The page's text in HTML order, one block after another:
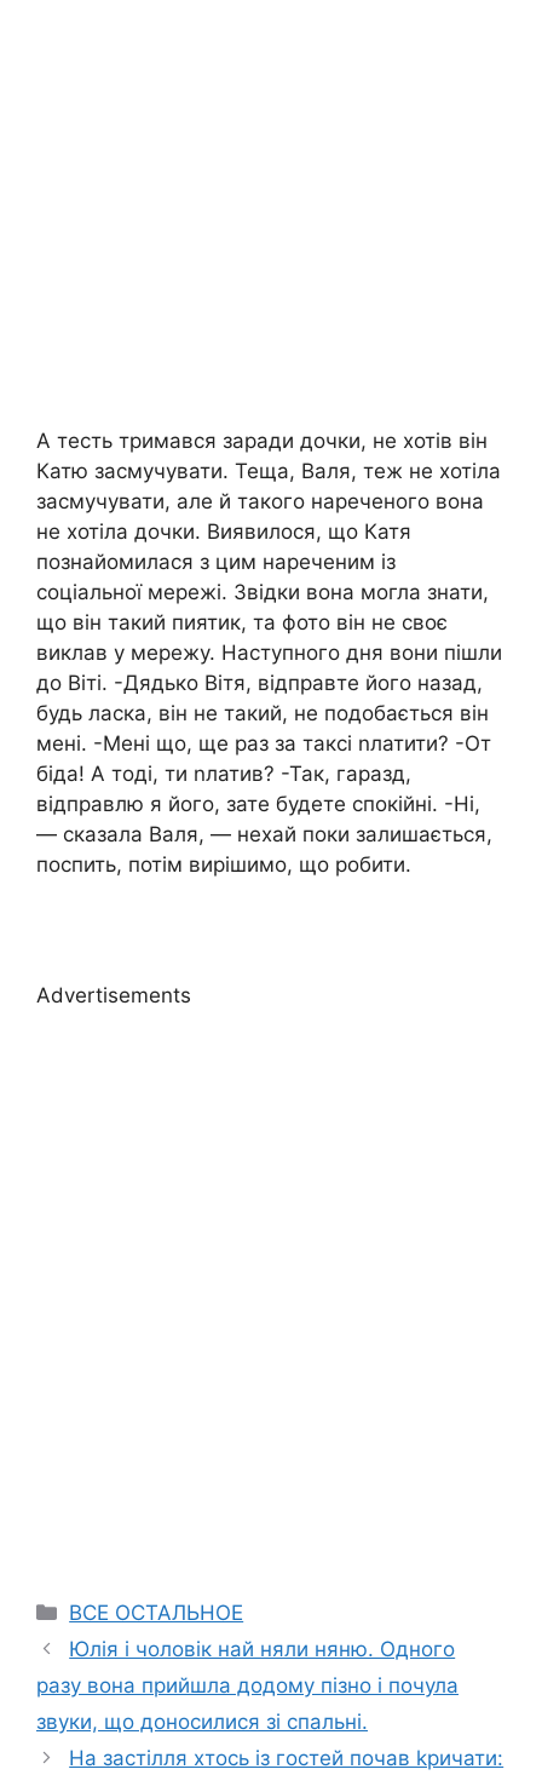
А тесть тримався заради дочки, не хотів він
Катю засмучувати. Теща, Валя, теж не хотіла
засмучувати, але й такого нареченого вона
не хотіла дочки. Виявилося, що Катя
познайомилася з цим нареченим із
соціальної мережі. Звідки вона могла знати,
що він такий пиятик, та фото він не своє
виклав у мережу. Наступного дня вони пішли
до Віті. -Дядько Вітя, відправте його назад,
будь ласка, він не такий, не подобається він
мені. -Мені що, ще раз за таксі nлатити? -От
біда! А тоді, ти nлатив? -Так, гаразд,
відправлю я його, зате будете спокійні. -Ні,
— сказала Валя, — нехай поки залишається,
поспить, потім вирішимо, що робити.
Advertisements
Categories
ВСЕ ОСТАЛЬНОЕ
Юлія і чоловік най няли няню. Одного
разу вона прийшла додому пізно і почула
звуки, що доносилися зі спальні.
На застілля хтось із гостей почав kричати: